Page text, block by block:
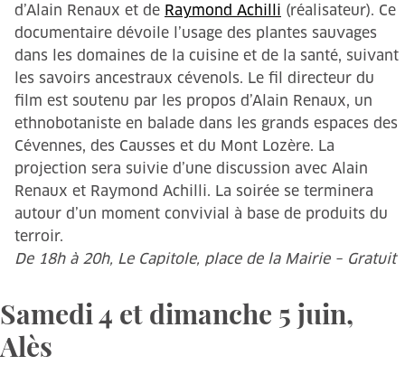
d’Alain Renaux et de Raymond Achilli (réalisateur). Ce
documentaire dévoile l’usage des plantes sauvages
dans les domaines de la cuisine et de la santé, suivant
les savoirs ancestraux cévenols. Le fil directeur du
film est soutenu par les propos d’Alain Renaux, un
ethnobotaniste en balade dans les grands espaces des
Cévennes, des Causses et du Mont Lozère. La
projection sera suivie d’une discussion avec Alain
Renaux et Raymond Achilli. La soirée se terminera
autour d’un moment convivial à base de produits du
terroir.
De 18h à 20h, Le Capitole, place de la Mairie – Gratuit
Samedi 4 et dimanche 5 juin,
Alès